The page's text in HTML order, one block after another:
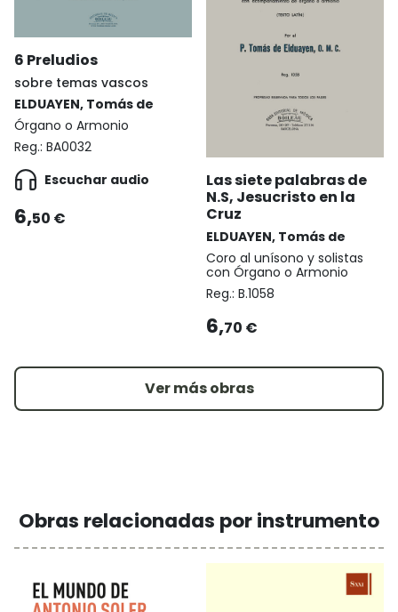
6 Preludios
sobre temas vascos
ELDUAYEN, Tomás de
Órgano o Armonio
Reg.: BA0032
Escuchar audio
6,50 €
Las siete palabras de
N.S, Jesucristo en la
Cruz
ELDUAYEN, Tomás de
Coro al unísono y solistas
con Órgano o Armonio
Reg.: B.1058
6,70 €
Ver más obras
Obras relacionadas por instrumento